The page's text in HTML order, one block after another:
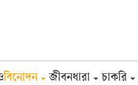
বিনোদন জীবনধারা চাকরি